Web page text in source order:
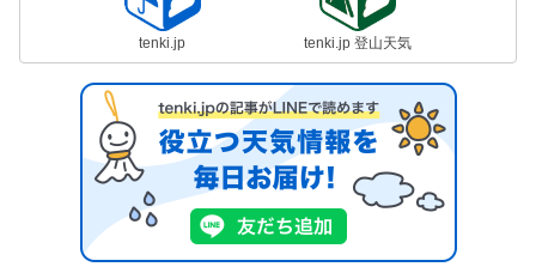
tenki.jp tenki.jp 登山天気